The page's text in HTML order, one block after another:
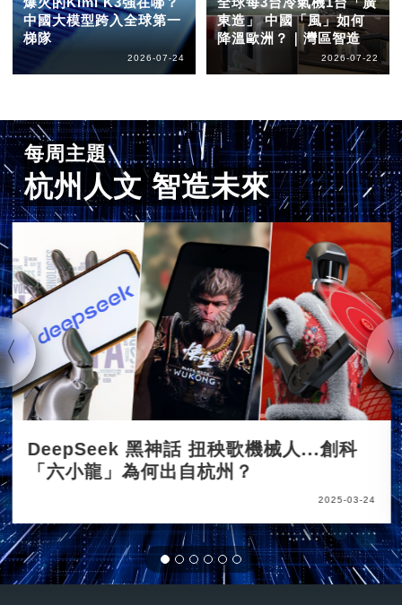
中國大模型跨入全球第一
梯隊
2026-07-24
東造」 中國「風」如何
降溫歐洲？｜灣區智造
2026-07-22
每周主題
杭州人文 智造未來
DeepSeek 黑神話 扭秧歌機械人...創科
「六小龍」為何出自杭州？
2025-03-24